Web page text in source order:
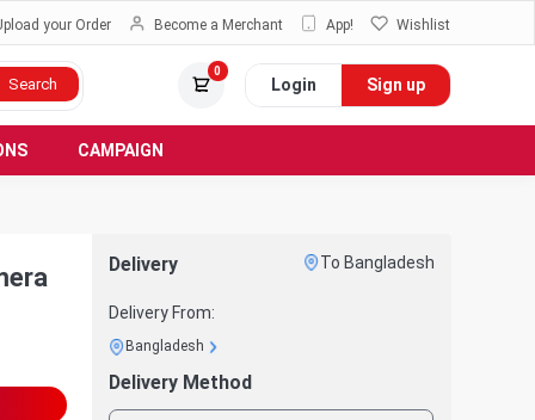
your Order Become a Merchant App! Wishlist
Search
0
Login Sign up
CAMPAIGN
Delivery To Bangladesh
Delivery From:
Bangladesh
Delivery Method